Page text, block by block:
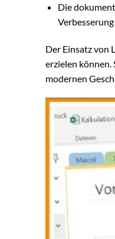
Die
Der Einsatz von
erzielen können.
modernen